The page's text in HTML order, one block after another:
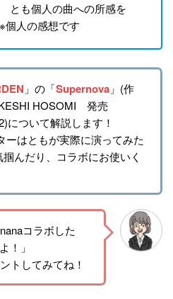
も個人の曲への所感を
個人の感想です
」の「Supernova 」(作
HOSOMI 発売
について解説します！
ーはともが実際に演ってみた
んだり、コラボにお使いく
コラボした
！」
トしてみてね！